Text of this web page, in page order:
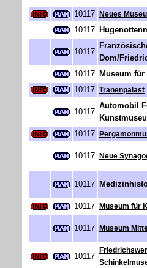
10117 Neues
10117
10117
Dom/
10117 Museum
10117 Tränenpalast
10117
Automobil
10117
10117 Neue
10117
10117 Museum für
10117 Museum
10117